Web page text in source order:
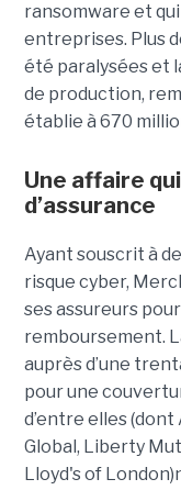
ransomware et
entreprises. Plus
été paralysées et
de production,
établie à 670
Une affaire
d’assurance
Ayant souscrit à
risque cyber,
ses assureurs
remboursement.
auprès d’une
pour une
d’entre elles
Global, Liberty
Lloyd's of